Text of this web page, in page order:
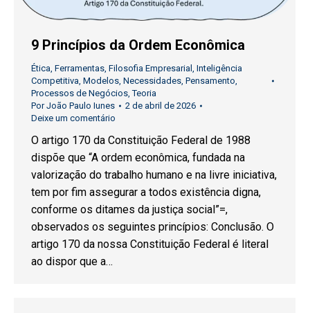
9 Princípios da Ordem Econômica
Ética, Ferramentas, Filosofia Empresarial , Inteligência
Competitiva, Modelos, Necessidades, Pensamento,
Processos de Negócios,Teoria
PorJoão Paulo Iunes
2 de abril de 2026
Deixe um comentário
O artigo 170 da Constituição Federal de 1988
dispõe que “A ordem econômica, fundada na
valorização do trabalho humano e na livre iniciativa,
tem por fim assegurar a todos existência digna,
conforme os ditames da justiça social”=,
observados os seguintes princípios: Conclusão. O
artigo 170 da nossa Constituição Federal é literal
ao dispor que a…